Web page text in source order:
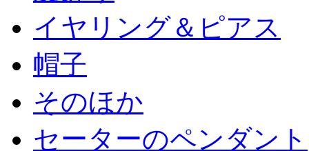
イヤリング＆ピアス
帽子
そのほか
セーターのペンダント